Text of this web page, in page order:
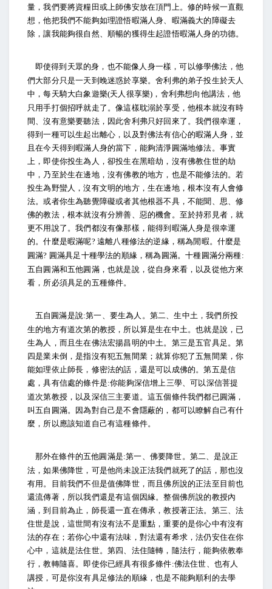
量，我們要將資糧田或上師佛安放在頂門上。修的時候一直觀
想，他把我們不能夠如理證悟暇滿人身、暇滿義大的障礙去
除，讓我能夠很自然、順暢的獲得生起證悟暇滿人身的功德。
即使得到天眾的身，也不能像人身一樣，可以修學佛法，他
們大部分只是一天到晚迷惑於享樂。舍利弗的弟子投生於天人
中，每天騎大白象遊樂(天人很享樂) ，舍利弗想向他講法，他
只用手打個招呼就走了。像這樣耽溺於享受，他根本就沒有時
間、沒有意樂要聽法，因此舍利弗只好回來了。我們很幸運，
得到一種可以生起出離心，以及對佛法有信心的暇滿人身，並
且在今天得到暇滿人身的當下，能夠清淨圓滿地修法。事實
上，即使你投生為人，卻投生在黑暗劫，沒有佛教住世的劫
中，乃至於生在邊地，沒有佛教的地方，也是不能修法的。若
投生為野蠻人，沒有文明的地方，生在邊地，根本沒有人會修
法。或者你生為聽覺障礙或者其他根器不具，不能聞、思、修
佛的教法，根本就沒有分辨善、惡的機會。至於持邪見者，就
更不用說了。我們都沒有像那樣，能得到暇滿人身是很幸運
的。什麼是暇滿呢?遠離八種修法的逆緣，稱為閒暇。什麼是
圓滿? 圓滿具足十種學法的順緣，稱為圓滿。十種圓滿分兩種:
五自圓滿和五他圓滿，也就是說，從自身來看，以及從他方來
看，所必須具足的五種條件。
五自圓滿是說:第一、要生為人。第二、生中土，我們所投
生的地方有道次第的教授，所以算是生在中土。也就是說，已
生為人，而且生在佛法宏揚昌明的中土。第三是五官具足。第
四是業未倒，是指沒有犯五無間業；就算你犯了五無間業，你
能如理依止師長，修密法的話，還是可以成佛的。第五是信
處，具有信處的條件是:你能夠深信增上三學、可以深信菩提
道次第教授，以及深信三主要道。這五個條件我們都已圓滿，
叫五自圓滿。因為對自己是不會隱蔽的，都可以瞭解自己有什
麼，所以應該知道自己有這種條件。
那外在條件的五他圓滿是:第一、佛要降世。第二、是說正
法，如果佛降世，可是他尚未說正法我們就死了的話，那也沒
有用。目前我們不但是值佛降世，而且佛所說的正法至目前也
還流傳著，所以我們還是有這個因緣。整個佛所說的教授內
涵，到目前為止，師長還一直在傳承，教授著正法。第三、法
住世是說，這世間有沒有法不是重點，重要的是你心中有沒有
法的存在；若你心中還有法味，對法還有希求，法仍安住在你
心中，這就是法住世。第四、法住隨轉，隨法行，能夠依教奉
行，教轉隨喜。即使你已經具有很多條件:佛法住世、也有人
講授，可是你沒有具足修法的順緣，也是不能夠順利的去學